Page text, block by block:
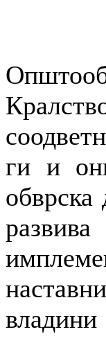
ги и